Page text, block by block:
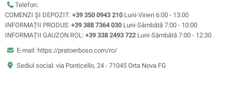
Telefon:
COMENZI ȘI DEPOZIT: +39 350 0943 210 Luni-Vineri 6:00 - 13:00
INFORMAȚII PRODUS: +39 388 7364 030 Luni-Sâmbătă 7:00 - 10:00
INFORMAȚII GAUZON ROL: +39 338 2493 722 Luni-Sâmbătă 7:00 - 12:30
E-mail: https://pratoerboso.com/ro/
Sediul social: via Ponticello, 24 - 71045 Orta Nova FG